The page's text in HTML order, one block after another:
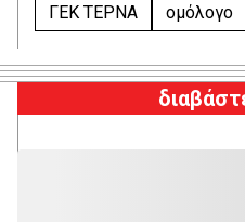
ΓΕΚ ΤΕΡΝΑ ομόλογο